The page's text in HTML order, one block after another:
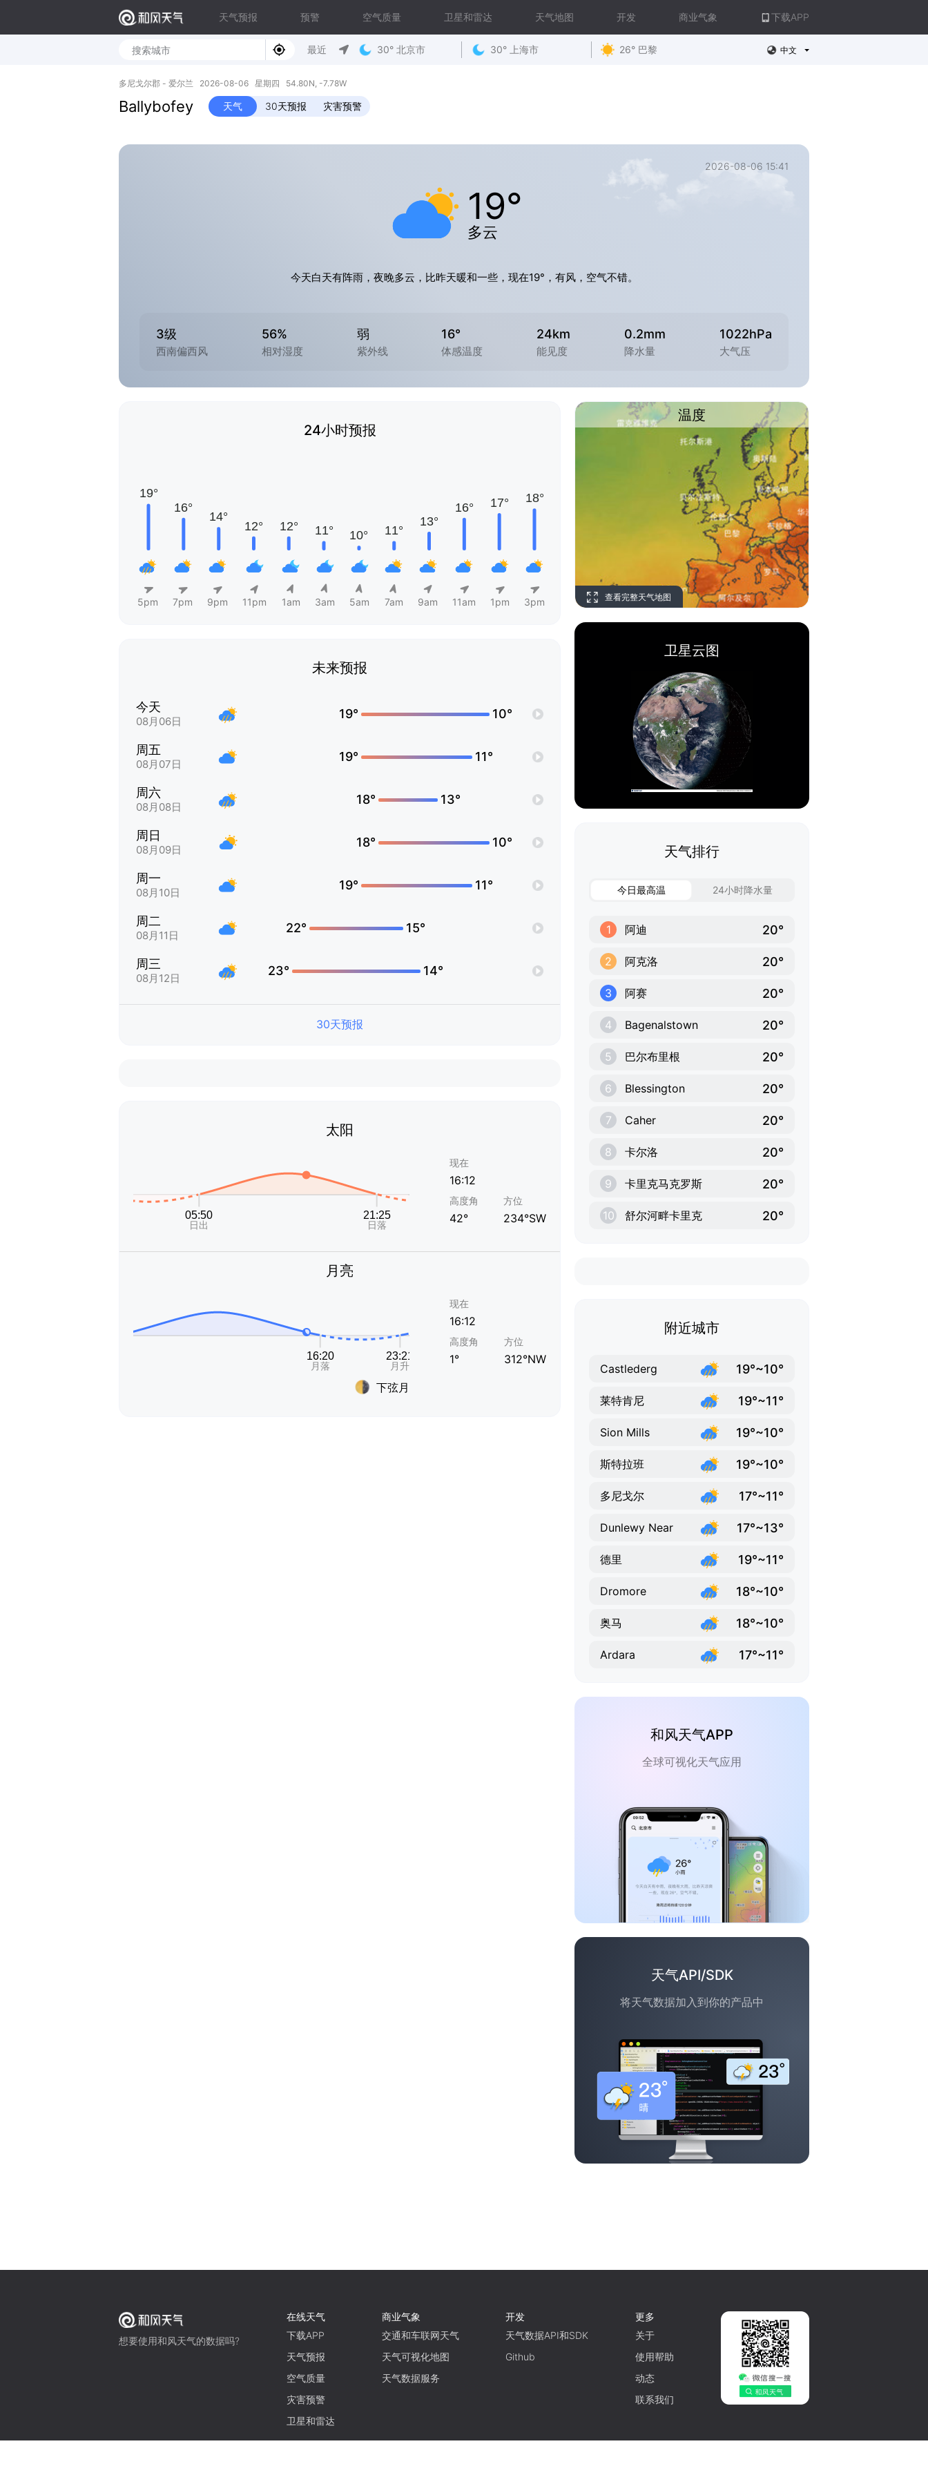
天气预报 预警 空气质量 卫星和雷达 天气地图 开发 商业气象 下载APP
最近 30° 北京市 30° 上海市 26° 巴黎 中文
多尼戈尔郡 - 爱尔兰 2026-08-06 星期四 54.80N, -7.78W
Ballybofey 天气 30天预报 灾害预警
2026-08-06 15:41
19°
多云
今天白天有阵雨，夜晚多云，比昨天暖和一些，现在19°，有风，空气不错。
3级
西南偏西风
56%
相对湿度
弱
紫外线
16°
体感温度
24km
能见度
0.2mm
降水量
1022hPa
大气压
24小时预报
5pm 7pm 9pm 11pm 1am 3am 5am 7am 9am 11am 1pm 3pm
未来预报
今天
08月06日
19° 10°
周五
08月07日
19° 11°
周六
08月08日
18° 13°
周日
08月09日
18° 10°
周一
08月10日
19° 11°
周二
08月11日
22° 15°
周三
08月12日
23° 14°
30天预报
太阳
现在
16:12
高度角
42°
方位
234°SW
月亮
下弦月
现在
16:12
高度角
1°
方位
312°NW
温度
查看完整天气地图
卫星云图
天气排行
今日最高温 24小时降水量
1 阿迪 20°
2 阿克洛 20°
3 阿赛 20°
4 Bagenalstown 20°
5 巴尔布里根 20°
6 Blessington 20°
7 Caher 20°
8 卡尔洛 20°
9 卡里克马克罗斯 20°
10 舒尔河畔卡里克 20°
附近城市
Castlederg 19°~10°
莱特肯尼 19°~11°
Sion Mills 19°~10°
斯特拉班 19°~10°
多尼戈尔 17°~11°
Dunlewy Near 17°~13°
德里 19°~11°
Dromore 18°~10°
奥马 18°~10°
Ardara 17°~11°
和风天气APP
全球可视化天气应用
天气API/SDK
将天气数据加入到你的产品中
想要使用和风天气的数据吗?
在线天气
下载APP
天气预报
空气质量
灾害预警
卫星和雷达
商业气象
交通和车联网天气
天气可视化地图
天气数据服务
开发
天气数据API和SDK
Github
更多
关于
使用帮助
动态
联系我们